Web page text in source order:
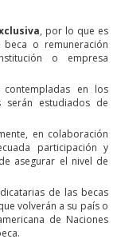
, por lo que es
o remuneración
o empresa
en los
serán estudiados de
en colaboración
participación y
asegurar el nivel de
de las becas
volverán a su país o
de Naciones